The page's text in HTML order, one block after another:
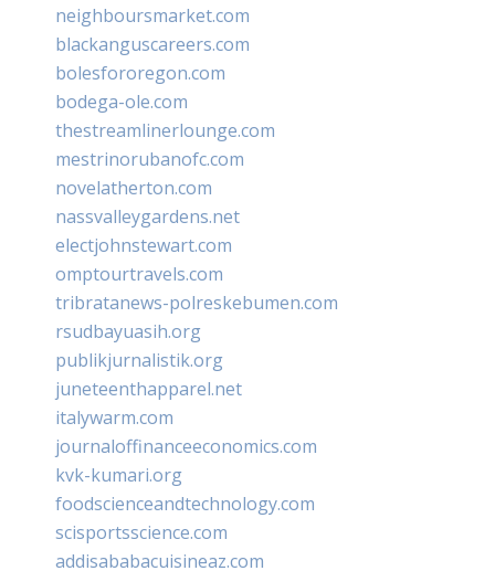
neighboursmarket.com
blackanguscareers.com
bolesfororegon.com
bodega-ole.com
thestreamlinerlounge.com
mestrinorubanofc.com
novelatherton.com
nassvalleygardens.net
electjohnstewart.com
omptourtravels.com
tribratanews-polreskebumen.com
rsudbayuasih.org
publikjurnalistik.org
juneteenthapparel.net
italywarm.com
journaloffinanceeconomics.com
kvk-kumari.org
foodscienceandtechnology.com
scisportsscience.com
addisababacuisineaz.com